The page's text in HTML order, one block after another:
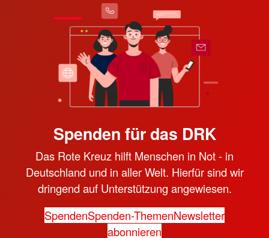
Spenden für das DRK
Das Rote Kreuz hilft Menschen in Not - in
Deutschland und in aller Welt. Hierfür sind wir
dringend auf Unterstützung angewiesen.
SpendenSpenden-ThemenNewsletter
abonnieren